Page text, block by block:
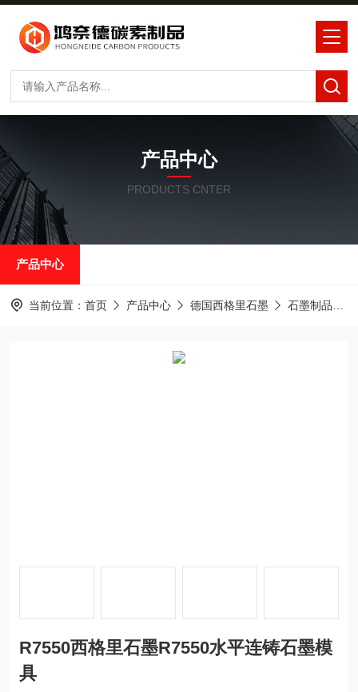
产品中心
PRODUCTS CNTER
产品中心
当前位置： 首页 产品中心 德国西格里石墨 石墨制品
R7550西格里石墨R7550水平连铸石墨模
具